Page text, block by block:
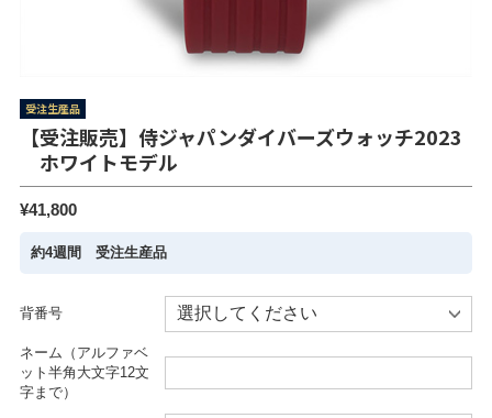
受注生産品
【受注販売】侍ジャパンダイバーズウォッチ2023
ホワイトモデル
¥41,800
約4週間 受注生産品
背番号
ネーム（アルファベ
ット半角大文字12文
字まで）